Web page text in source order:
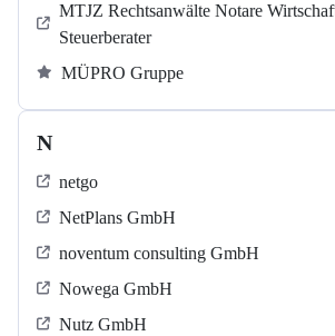
MTJZ Rechtsanwälte Notare
Steuerberater
MÜPRO Gruppe
N
netgo
NetPlans GmbH
noventum consulting GmbH
Nowega GmbH
Nutz GmbH